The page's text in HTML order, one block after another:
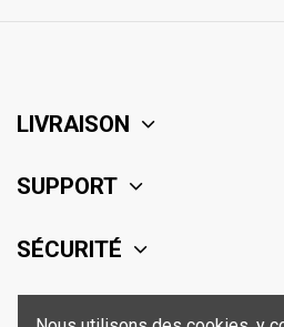
LIVRAISON
SUPPORT
SÉCURITÉ
CONTACT